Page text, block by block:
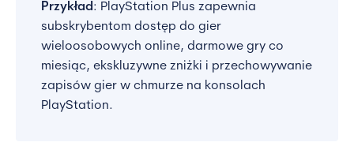
Przykład: PlayStation Plus zapewnia
subskrybentom dostęp do gier
wieloosobowych online, darmowe gry co
miesiąc, ekskluzywne zniżki i przechowywanie
zapisów gier w chmurze na konsolach
PlayStation.